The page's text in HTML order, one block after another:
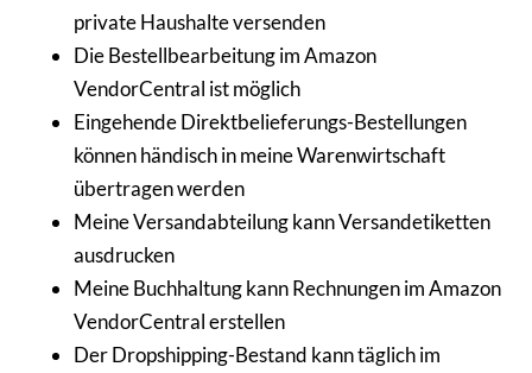
private Haushalte versenden
Die Bestellbearbeitung im Amazon
VendorCentral ist möglich
Eingehende Direktbelieferungs-Bestellungen
können händisch in meine Warenwirtschaft
übertragen werden
Meine Versandabteilung kann Versandetiketten
ausdrucken
Meine Buchhaltung kann Rechnungen im Amazon
VendorCentral erstellen
Der Dropshipping-Bestand kann täglich im